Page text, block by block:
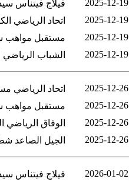
2025-12-19 فيلاج فيتناس
2025-12-19
اتحاد الرياضي
2025-12-19
مستقبل مواهب
2025-12-19
الشباب الرياضي
2025-12-26 اتحاد الرياضي
2025-12-26
مستقبل مواهب
2025-12-26
الوفاق الرياضي
2025-12-26
الجيل الصاعد
2026-01-02 فيلاج فيتناس